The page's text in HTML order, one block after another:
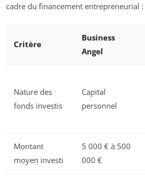
cadre du financement entrepreneurial :
Critère
Business
Angel
Nature des
fonds investis
Capital
personnel
Montant
moyen investi
5 000 € à 500
000 €